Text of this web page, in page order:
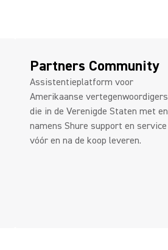
Partners Community
Assistentieplatform voor
Amerikaanse vertegenwoordigers
die in de Verenigde Staten met en
namens Shure support en service
vóór en na de koop leveren.